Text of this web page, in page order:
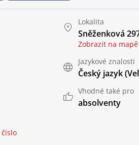
Lokalita
Sněženková
Zobrazit na mapě
Jazykové znalosti
Český jazyk
Vhodné také pro
absolventy